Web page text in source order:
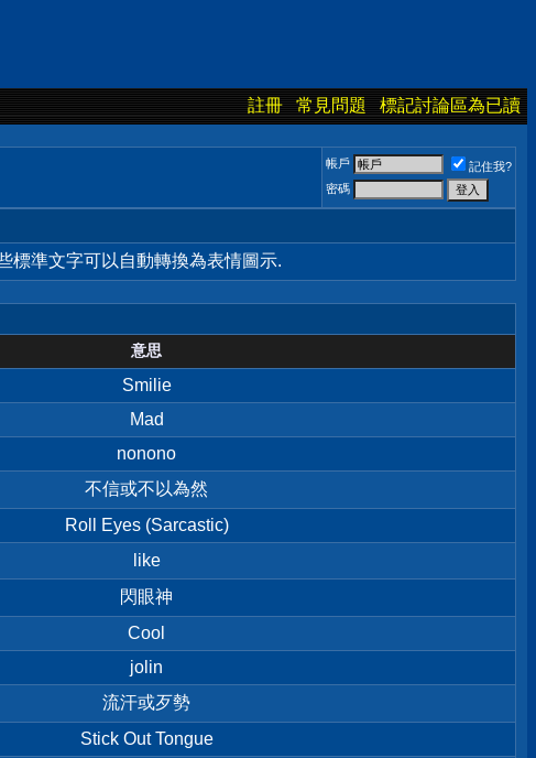
註冊 常見問題 標記討論區為已讀
帳戶
記住我?
密碼
標準文字可以自動轉換為表情圖示.
意思
Smilie
Mad
nonono
不信或不以為然
Roll Eyes (Sarcastic)
like
閃眼神
Cool
jolin
流汗或歹勢
Stick Out Tongue